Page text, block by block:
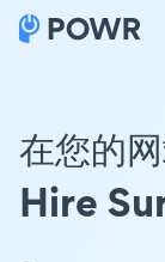
在您的
Hire